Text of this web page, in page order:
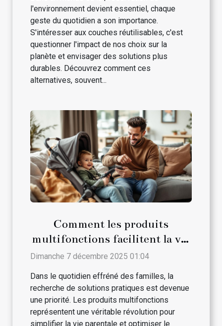
l'environnement devient essentiel, chaque
geste du quotidien a son importance.
S'intéresser aux couches réutilisables, c'est
questionner l'impact de nos choix sur la
planète et envisager des solutions plus
durables. Découvrez comment ces
alternatives, souvent...
Comment les produits
multifonctions facilitent la vie
des parents ?
Dimanche 7 décembre 2025 01:04
Dans le quotidien effréné des familles, la
recherche de solutions pratiques est devenue
une priorité. Les produits multifonctions
représentent une véritable révolution pour
simplifier la vie parentale et optimiser le